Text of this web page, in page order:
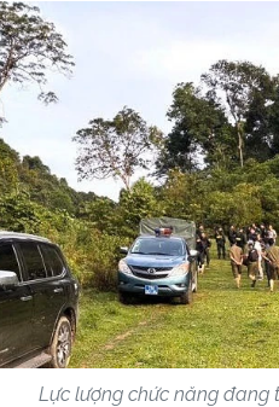
Lực lượng chức năng đang